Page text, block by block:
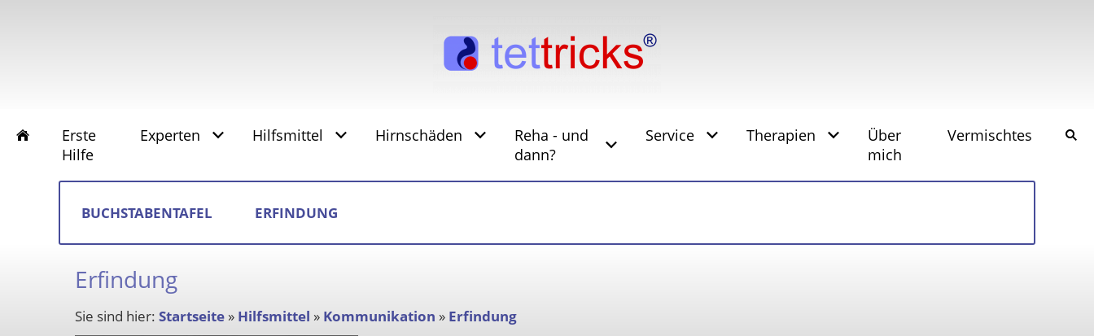
Erste
Hilfe
Experten Hilfsmittel Hirnschäden
Reha - und
dann?
Service Therapien
Über
mich
Vermischtes
BUCHSTABENTAFEL ERFINDUNG
Erfindung
Sie sind hier: Startseite » Hilfsmittel » Kommunikation » Erfindung